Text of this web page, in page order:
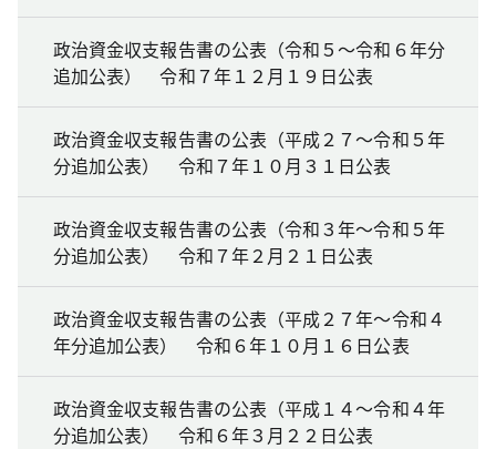
政治資金収支報告書の公表（令和５～令和６年分
追加公表） 令和７年１２月１９日公表
政治資金収支報告書の公表（平成２７～令和５年
分追加公表） 令和７年１０月３１日公表
政治資金収支報告書の公表（令和３年～令和５年
分追加公表） 令和７年２月２１日公表
政治資金収支報告書の公表（平成２７年～令和４
年分追加公表） 令和６年１０月１６日公表
政治資金収支報告書の公表（平成１４～令和４年
分追加公表） 令和６年３月２２日公表